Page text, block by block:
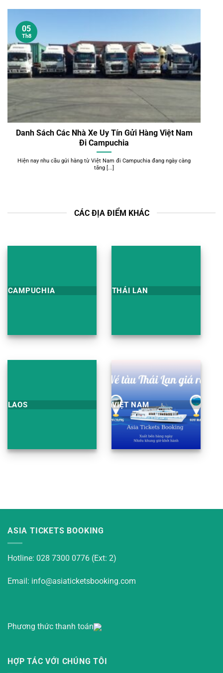
Danh Sách Các Nhà Xe Uy Tín Gửi Hàng Việt Nam
Đi Campuchia
Hiện nay nhu cầu gửi hàng từ Việt Nam đi Campuchia đang ngày càng
tăng [...]
05
Th8
CÁC ĐỊA ĐIỂM KHÁC
CAMPUCHIA THÁI LAN
LAOS VIỆT NAM
ASIA TICKETS BOOKING
Hotline: 028 7300 0776 (Ext: 2)
Email: info@asiaticketsbooking.com
Phương thức thanh toán
HỢP TÁC VỚI CHÚNG TÔI